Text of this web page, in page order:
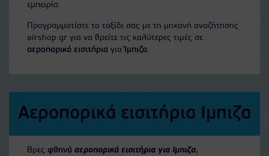
εμπειρία.
Προγραμματίστε το ταξίδι σας με τη μηχανή αναζήτησης
airshop.gr για να βρείτε τις καλύτερες τιμές σε
αεροπορικά εισιτήρια γιαΊμπιζα.
Αεροπορικά εισιτήρια Ιμπιζα
Βρες φθηνά αεροπορικά εισιτήρια για Ιμπιζα,